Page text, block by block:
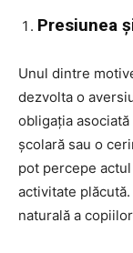
Presiunea
Unul dintre
dezvolta o
obligația
școlară sau o
pot percepe
activitate
naturală a